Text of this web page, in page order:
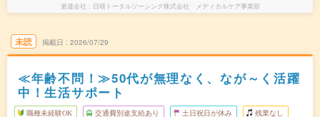
派遣会社 日研トータルソーシング株式会社 メディカルケア事業部
未読 掲載日 2026/07/29
≪年齢不問！≫50代が無理なく、なが～く活躍
中！生活サポート
職種未経験OK 交通費別途支給あり 土日祝日が休み 残業なし